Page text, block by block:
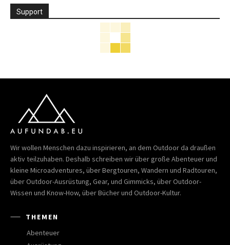
Support
Wir wollen Menschen dazu inspirieren, an dem Outdoor da draußen
aktiv teilzuhaben. Deshalb schreiben wir über große Abenteuer und
kleine Microadventures, über Bergtouren, Wandern und Radtouren,
über Outdoor-Ausrüstung, Gear, und Gimmicks, über Outdoor-
Wissen und Know-How, über Bücher und Outdoor-Kultur.
THEMEN
Abenteuer